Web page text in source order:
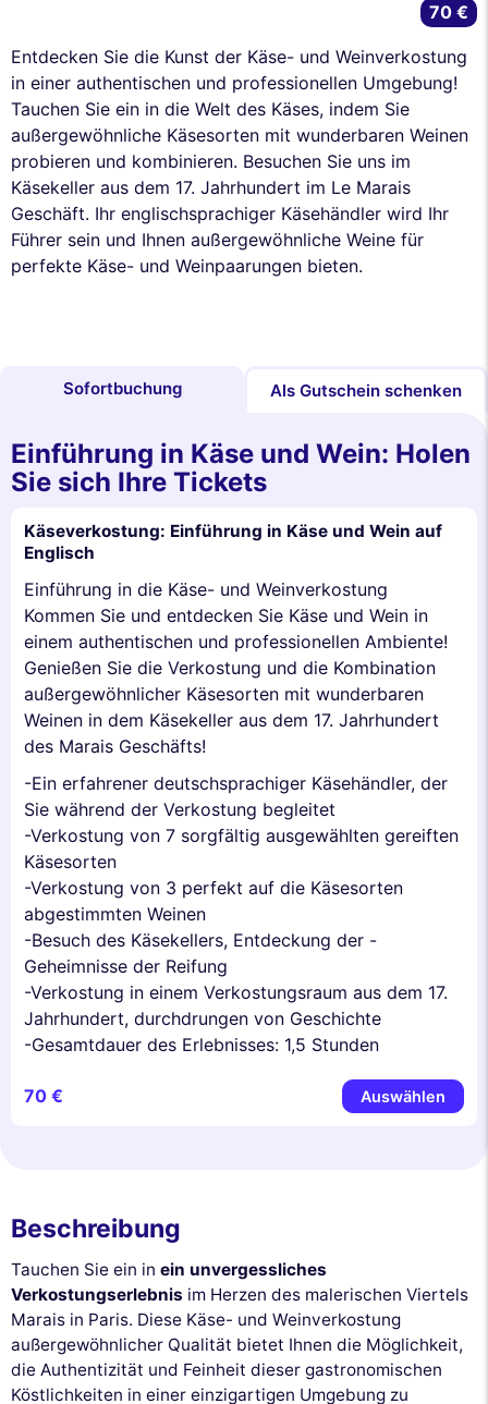
Entdecken Sie die Kunst der Käse- und Weinverkostung
in einer authentischen und professionellen Umgebung!
Tauchen Sie ein in die Welt des Käses, indem Sie
außergewöhnliche Käsesorten mit wunderbaren Weinen
probieren und kombinieren. Besuchen Sie uns im
Käsekeller aus dem 17. Jahrhundert im Le Marais
Geschäft. Ihr englischsprachiger Käsehändler wird Ihr
Führer sein und Ihnen außergewöhnliche Weine für
perfekte Käse- und Weinpaarungen bieten.
70 €
Sofortbuchung Als Gutschein schenken
Einführung in Käse und Wein: Holen
Sie sich Ihre Tickets
Käseverkostung: Einführung in Käse und Wein auf
Englisch
Einführung in die Käse- und Weinverkostung
Kommen Sie und entdecken Sie Käse und Wein in
einem authentischen und professionellen Ambiente!
Genießen Sie die Verkostung und die Kombination
außergewöhnlicher Käsesorten mit wunderbaren
Weinen in dem Käsekeller aus dem 17. Jahrhundert
des Marais Geschäfts!
-Ein erfahrener deutschsprachiger Käsehändler, der
Sie während der Verkostung begleitet
-Verkostung von 7 sorgfältig ausgewählten gereiften
Käsesorten
-Verkostung von 3 perfekt auf die Käsesorten
abgestimmten Weinen
-Besuch des Käsekellers, Entdeckung der -
Geheimnisse der Reifung
-Verkostung in einem Verkostungsraum aus dem 17.
Jahrhundert, durchdrungen von Geschichte
-Gesamtdauer des Erlebnisses: 1,5 Stunden
70 € Auswählen
Beschreibung
Tauchen Sie ein in ein unvergessliches
Verkostungserlebnis im Herzen des malerischen Viertels
Marais in Paris. Diese Käse- und Weinverkostung
außergewöhnlicher Qualität bietet Ihnen die Möglichkeit,
die Authentizität und Feinheit dieser gastronomischen
Köstlichkeiten in einer einzigartigen Umgebung zu